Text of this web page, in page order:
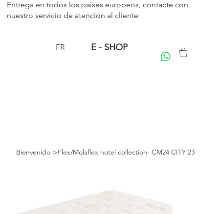
Entrega en todos los países europeos, contacte con
nuestro servicio de atención al cliente
E - SHOP
FR
Bienvenido >Flex/Molaflex hotel collection- CM24 CITY 23